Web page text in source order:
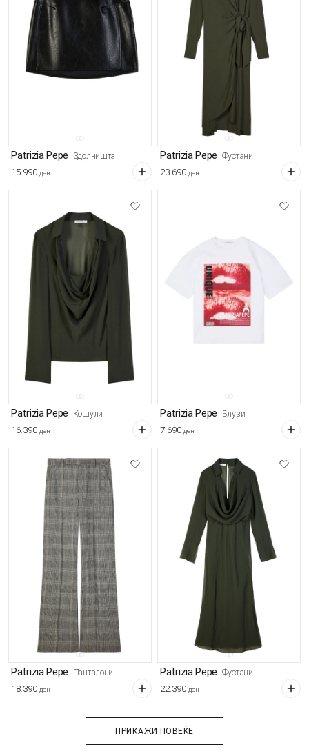
Patrizia Pepe Здолништа
15.990 ден
Patrizia Pepe Фустани
23.690 ден
Patrizia Pepe Кошули
16.390 ден
Patrizia Pepe Блузи
7.690 ден
Patrizia Pepe Панталони
18.390 ден
Patrizia Pepe Фустани
22.390 ден
ПРИКАЖИ ПОВЕЌЕ